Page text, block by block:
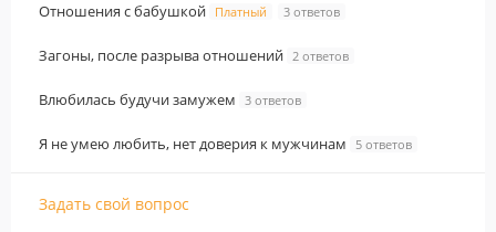
Отношения с бабушкой Платный 3 ответов
Загоны, после разрыва отношений 2 ответов
Влюбилась будучи замужем 3 ответов
Я не умею любить, нет доверия к мужчинам 5 ответов
Задать свой вопрос